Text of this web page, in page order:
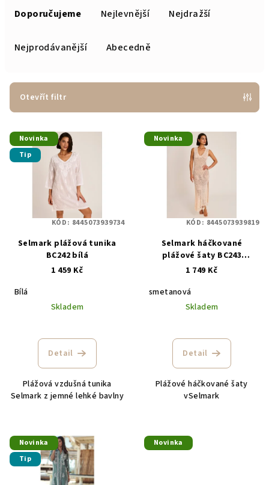
r
o
d
u
Doporučujeme Nejlevnější Nejdražší
Nejprodávanější Abecedně
Otevřít filtr
V
ý
p
Novinka
Tip
Selmark plážová tunika
BC242 bílá
1 459 Kč
Bílá
Skladem
Detail
Plážová vzdušná tunika
Selmark z jemné lehké bavlny
KÓD: 8445073939734
Novinka
Selmark háčkované
plážové šaty BC243
smetanová
1 749 Kč
smetanová
Skladem
Detail
Plážové háčkované šaty
vSelmark
KÓD: 8445073939819
Novinka
Tip
Novinka